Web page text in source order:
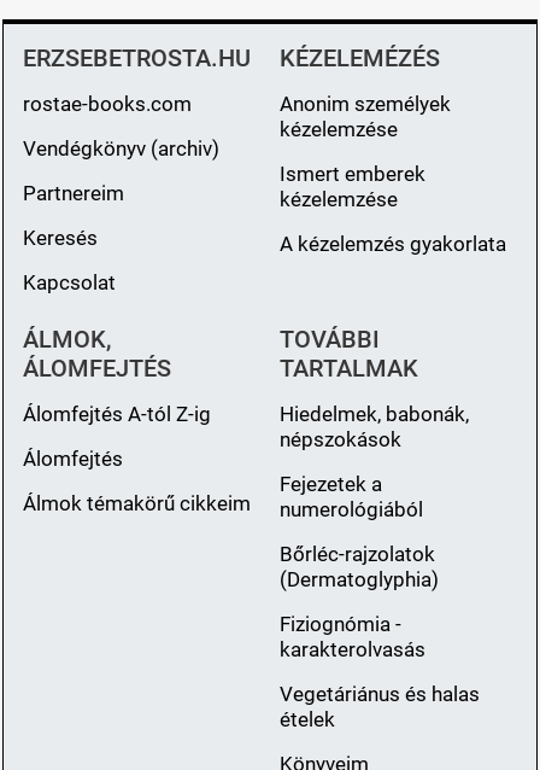
ERZSEBETROSTA.HU
rostae-books.com
Vendégkönyv (archiv)
Partnereim
Keresés
Kapcsolat
KÉZELEMÉZÉS
Anonim személyek
kézelemzése
Ismert emberek
kézelemzése
A kézelemzés gyakorlata
ÁLMOK,
ÁLOMFEJTÉS
Álomfejtés A-tól Z-ig
Álomfejtés
Álmok témakörű cikkeim
TOVÁBBI
TARTALMAK
Hiedelmek, babonák,
népszokások
Fejezetek a
numerológiából
Bőrléc-rajzolatok
(Dermatoglyphia)
Fiziognómia -
karakterolvasás
Vegetáriánus és halas
ételek
Könyveim